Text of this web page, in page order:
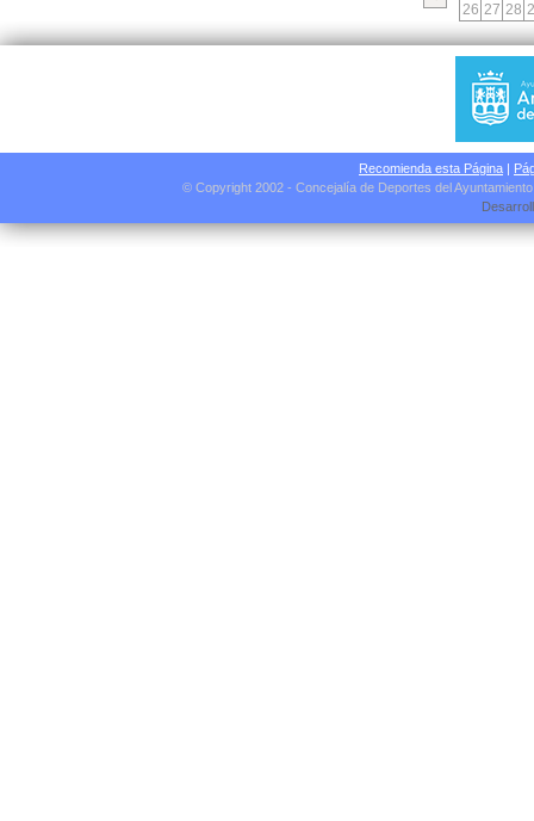
26 27 28
Recomienda esta Página |
© Copyright 2002 - Concejalía de Deportes del